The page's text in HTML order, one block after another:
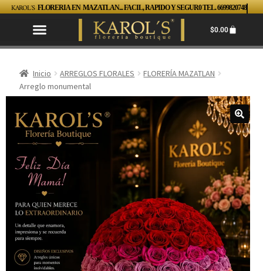
KAROL´S FLORERIA EN MAZATLAN... FACIL, RAPIDO Y SEGUR0 TEL. 6699820748
$0.00
Inicio ARREGLOS FLORALES
FLORERÍA MAZATLAN
Arreglo monumental